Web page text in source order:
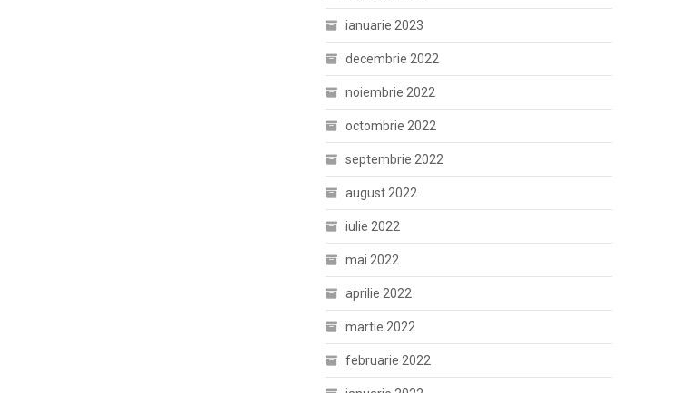
ianuarie 2023
decembrie 2022
noiembrie 2022
octombrie 2022
septembrie 2022
august 2022
iulie 2022
mai 2022
aprilie 2022
martie 2022
februarie 2022